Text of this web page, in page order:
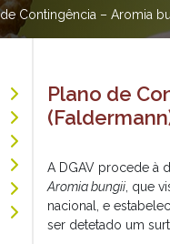
Contingência – Aromia
Plano de
A DGAV procede à
Aromia bungii , que
nacional, e
ser detetado um